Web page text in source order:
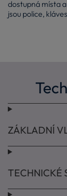
dostupná místa
jsou police,
ZÁKLADNÍ
TECHNICKÉ